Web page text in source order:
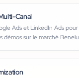
Canal
Ads et LinkedIn Ads
démos sur le marché